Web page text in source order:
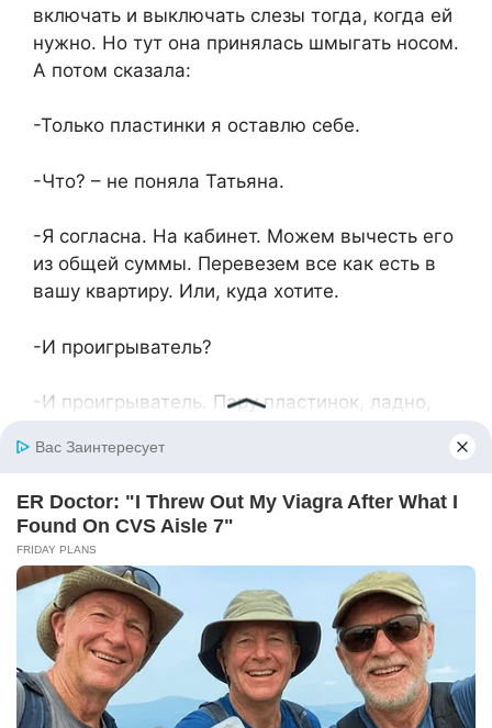
включать и выключать слезы тогда, когда ей
нужно. Но тут она принялась шмыгать носом.
А потом сказала:
-Только пластинки я оставлю себе.
-Что? – не поняла Татьяна.
-Я согласна. На кабинет. Можем вычесть его
из общей суммы. Перевезем все как есть в
вашу квартиру. Или, куда хотите.
-И проигрыватель?
-И проигрыватель. Пару пластинок, ладно,
останутся. Я обещала, что передам их внуку.
Татьяна вздохнула.
-Ну, раз обещала, тогда надо сделать. От
Лики внуков не будет, это уж точно, так что
береги у себя.
-Это почему? – подала голос и я.